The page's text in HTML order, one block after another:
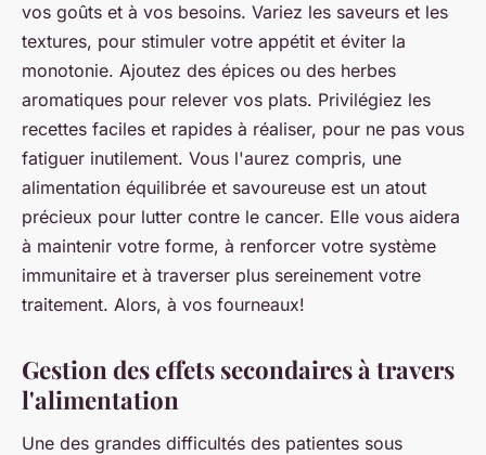
vos goûts et à vos besoins. Variez les saveurs et les
textures, pour stimuler votre appétit et éviter la
monotonie. Ajoutez des épices ou des herbes
aromatiques pour relever vos plats. Privilégiez les
recettes faciles et rapides à réaliser, pour ne pas vous
fatiguer inutilement. Vous l'aurez compris, une
alimentation équilibrée et savoureuse est un atout
précieux pour lutter contre le cancer. Elle vous aidera
à maintenir votre forme, à renforcer votre système
immunitaire et à traverser plus sereinement votre
traitement. Alors, à vos fourneaux!
Gestion des effets secondaires à travers
l'alimentation
Une des grandes difficultés des patientes sous